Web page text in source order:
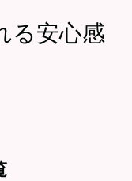
る安心感